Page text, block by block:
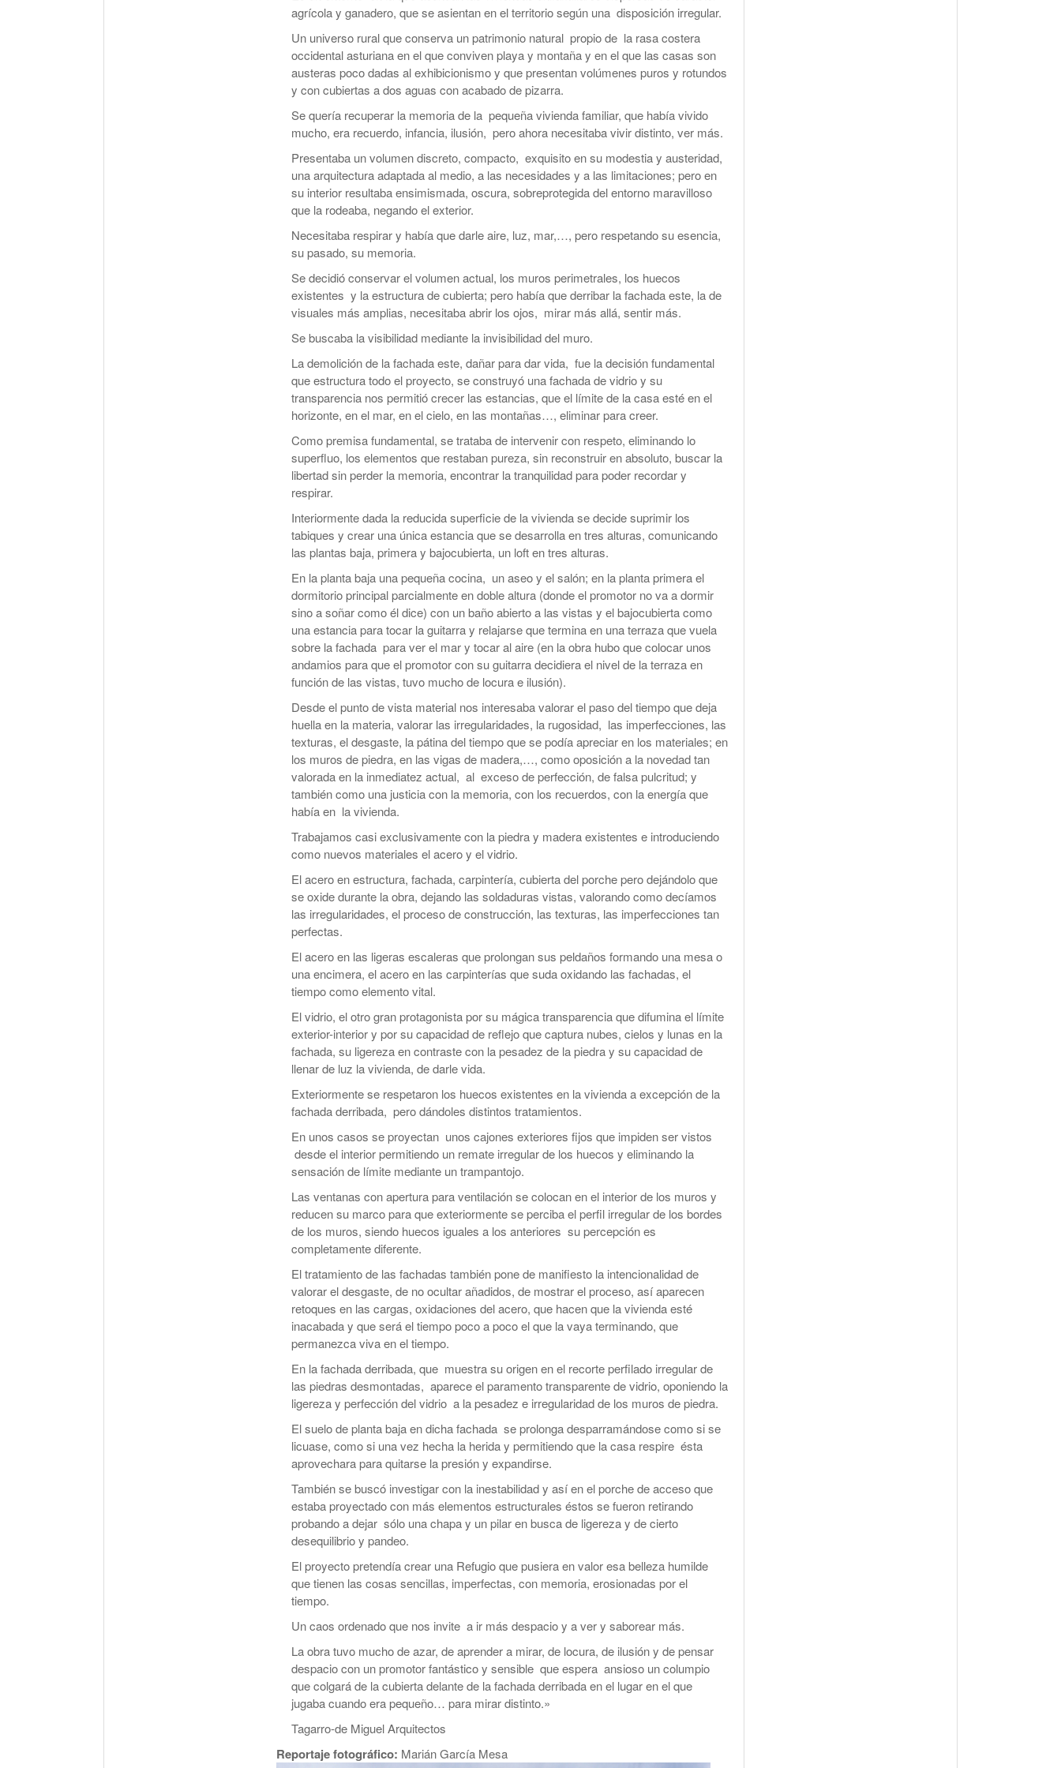
agrícola y ganadero, que se asientan en el territorio según una disposición irregular.
Un universo rural que conserva un patrimonio natural propio de la rasa costera
occidental asturiana en el que conviven playa y montaña y en el que las casas son
austeras poco dadas al exhibicionismo y que presentan volúmenes puros y rotundos
y con cubiertas a dos aguas con acabado de pizarra.
Se quería recuperar la memoria de la pequeña vivienda familiar, que había vivido
mucho, era recuerdo, infancia, ilusión, pero ahora necesitaba vivir distinto, ver más.
Presentaba un volumen discreto, compacto, exquisito en su modestia y austeridad,
una arquitectura adaptada al medio, a las necesidades y a las limitaciones; pero en
su interior resultaba ensimismada, oscura, sobreprotegida del entorno maravilloso
que la rodeaba, negando el exterior.
Necesitaba respirar y había que darle aire, luz, mar,…, pero respetando su esencia,
su pasado, su memoria.
Se decidió conservar el volumen actual, los muros perimetrales, los huecos
existentes y la estructura de cubierta; pero había que derribar la fachada este, la de
visuales más amplias, necesitaba abrir los ojos, mirar más allá, sentir más.
Se buscaba la visibilidad mediante la invisibilidad del muro.
La demolición de la fachada este, dañar para dar vida, fue la decisión fundamental
que estructura todo el proyecto, se construyó una fachada de vidrio y su
transparencia nos permitió crecer las estancias, que el límite de la casa esté en el
horizonte, en el mar, en el cielo, en las montañas…, eliminar para creer.
Como premisa fundamental, se trataba de intervenir con respeto, eliminando lo
superfluo, los elementos que restaban pureza, sin reconstruir en absoluto, buscar la
libertad sin perder la memoria, encontrar la tranquilidad para poder recordar y
respirar.
Interiormente dada la reducida superficie de la vivienda se decide suprimir los
tabiques y crear una única estancia que se desarrolla en tres alturas, comunicando
las plantas baja, primera y bajocubierta, un loft en tres alturas.
En la planta baja una pequeña cocina, un aseo y el salón; en la planta primera el
dormitorio principal parcialmente en doble altura (donde el promotor no va a dormir
sino a soñar como él dice) con un baño abierto a las vistas y el bajocubierta como
una estancia para tocar la guitarra y relajarse que termina en una terraza que vuela
sobre la fachada para ver el mar y tocar al aire (en la obra hubo que colocar unos
andamios para que el promotor con su guitarra decidiera el nivel de la terraza en
función de las vistas, tuvo mucho de locura e ilusión).
Desde el punto de vista material nos interesaba valorar el paso del tiempo que deja
huella en la materia, valorar las irregularidades, la rugosidad, las imperfecciones, las
texturas, el desgaste, la pátina del tiempo que se podía apreciar en los materiales; en
los muros de piedra, en las vigas de madera,…, como oposición a la novedad tan
valorada en la inmediatez actual, al exceso de perfección, de falsa pulcritud; y
también como una justicia con la memoria, con los recuerdos, con la energía que
había en la vivienda.
Trabajamos casi exclusivamente con la piedra y madera existentes e introduciendo
como nuevos materiales el acero y el vidrio.
El acero en estructura, fachada, carpintería, cubierta del porche pero dejándolo que
se oxide durante la obra, dejando las soldaduras vistas, valorando como decíamos
las irregularidades, el proceso de construcción, las texturas, las imperfecciones tan
perfectas.
El acero en las ligeras escaleras que prolongan sus peldaños formando una mesa o
una encimera, el acero en las carpinterías que suda oxidando las fachadas, el
tiempo como elemento vital.
El vidrio, el otro gran protagonista por su mágica transparencia que difumina el límite
exterior-interior y por su capacidad de reflejo que captura nubes, cielos y lunas en la
fachada, su ligereza en contraste con la pesadez de la piedra y su capacidad de
llenar de luz la vivienda, de darle vida.
Exteriormente se respetaron los huecos existentes en la vivienda a excepción de la
fachada derribada, pero dándoles distintos tratamientos.
En unos casos se proyectan unos cajones exteriores fijos que impiden ser vistos
desde el interior permitiendo un remate irregular de los huecos y eliminando la
sensación de límite mediante un trampantojo.
Las ventanas con apertura para ventilación se colocan en el interior de los muros y
reducen su marco para que exteriormente se perciba el perfil irregular de los bordes
de los muros, siendo huecos iguales a los anteriores su percepción es
completamente diferente.
El tratamiento de las fachadas también pone de manifiesto la intencionalidad de
valorar el desgaste, de no ocultar añadidos, de mostrar el proceso, así aparecen
retoques en las cargas, oxidaciones del acero, que hacen que la vivienda esté
inacabada y que será el tiempo poco a poco el que la vaya terminando, que
permanezca viva en el tiempo.
En la fachada derribada, que muestra su origen en el recorte perfilado irregular de
las piedras desmontadas, aparece el paramento transparente de vidrio, oponiendo la
ligereza y perfección del vidrio a la pesadez e irregularidad de los muros de piedra.
El suelo de planta baja en dicha fachada se prolonga desparramándose como si se
licuase, como si una vez hecha la herida y permitiendo que la casa respire ésta
aprovechara para quitarse la presión y expandirse.
También se buscó investigar con la inestabilidad y así en el porche de acceso que
estaba proyectado con más elementos estructurales éstos se fueron retirando
probando a dejar sólo una chapa y un pilar en busca de ligereza y de cierto
desequilibrio y pandeo.
El proyecto pretendía crear una Refugio que pusiera en valor esa belleza humilde
que tienen las cosas sencillas, imperfectas, con memoria, erosionadas por el
tiempo.
Un caos ordenado que nos invite a ir más despacio y a ver y saborear más.
La obra tuvo mucho de azar, de aprender a mirar, de locura, de ilusión y de pensar
despacio con un promotor fantástico y sensible que espera ansioso un columpio
que colgará de la cubierta delante de la fachada derribada en el lugar en el que
jugaba cuando era pequeño… para mirar distinto.»
Tagarro-de Miguel Arquitectos
Reportaje fotográfico: Marián García Mesa